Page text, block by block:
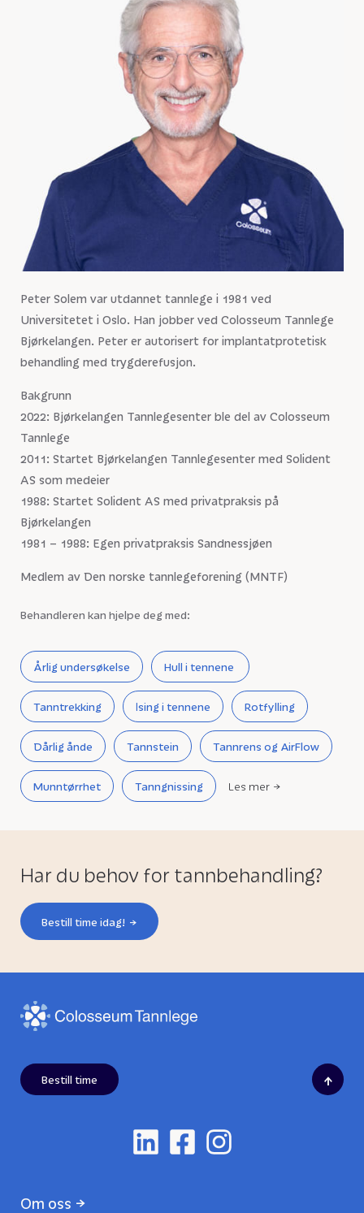
Peter Solem var utdannet tannlege i 1981 ved
Universitetet i Oslo. Han jobber ved Colosseum Tannlege
Bjørkelangen. Peter er autorisert for implantatprotetisk
behandling med trygderefusjon.
Bakgrunn
2022: Bjørkelangen Tannlegesenter ble del av Colosseum
Tannlege
2011: Startet Bjørkelangen Tannlegesenter med Solident
AS som medeier
1988: Startet Solident AS med privatpraksis på
Bjørkelangen
1981 – 1988: Egen privatpraksis Sandnessjøen
Medlem av Den norske tannlegeforening (MNTF)
Behandleren kan hjelpe deg med:
Årlig undersøkelse Hull i tennene
Tanntrekking Ising i tennene Rotfylling
Dårlig ånde Tannstein Tannrens og AirFlow
Munntørrhet Tanngnissing Les mer
Har du behov for tannbehandling?
Bestill time idag!
Bestill time
Om oss
↑